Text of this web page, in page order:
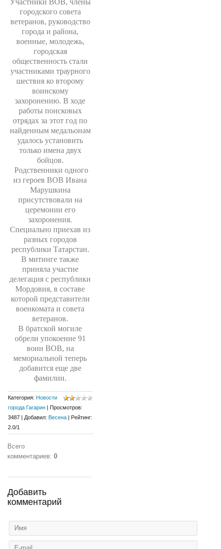
Участники ВОВ, члены
городского совета
ветеранов, руководство
города и района,
военные, молодежь,
городская
общественность стали
участниками траурного
шествия ко второму
воинскому
захоронению. В ходе
работы поисковых
отрядах за этот год по
найденным медальонам
удалось установить
только имена двух
бойцов.
Родственники одного
из героев ВОВ Ивана
Марушкина
присутствовали на
церемонии его
захоронения.
Специально приехав из
разных городов
республики Татарстан.
В митинге также
приняла участие
делегация с республики
Мордовия, в составе
которой представители
военкомата и совета
ветеранов.
В братской могиле
обрели упокоение 91
воин ВОВ, на
мемориальной теперь
добавится еще две
фамилии.
Категория: Новости
города Гагарин | Просмотров:
3487 | Добавил: Весена | Рейтинг:
2.0/1
Всего
комментариев: 0
Добавить
комментарий